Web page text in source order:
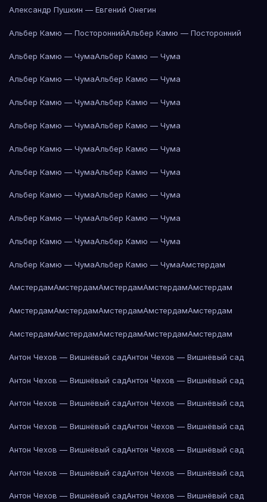
Александр Пушкин — Евгений Онегин
Альбер Камю — ПостороннийАльбер Камю — Посторонний
Альбер Камю — ЧумаАльбер Камю — Чума
Альбер Камю — ЧумаАльбер Камю — Чума
Альбер Камю — ЧумаАльбер Камю — Чума
Альбер Камю — ЧумаАльбер Камю — Чума
Альбер Камю — ЧумаАльбер Камю — Чума
Альбер Камю — ЧумаАльбер Камю — Чума
Альбер Камю — ЧумаАльбер Камю — Чума
Альбер Камю — ЧумаАльбер Камю — Чума
Альбер Камю — ЧумаАльбер Камю — Чума
Альбер Камю — ЧумаАльбер Камю — ЧумаАмстердам
АмстердамАмстердамАмстердамАмстердамАмстердам
АмстердамАмстердамАмстердамАмстердамАмстердам
АмстердамАмстердамАмстердамАмстердамАмстердам
Антон Чехов — Вишнёвый садАнтон Чехов — Вишнёвый сад
Антон Чехов — Вишнёвый садАнтон Чехов — Вишнёвый сад
Антон Чехов — Вишнёвый садАнтон Чехов — Вишнёвый сад
Антон Чехов — Вишнёвый садАнтон Чехов — Вишнёвый сад
Антон Чехов — Вишнёвый садАнтон Чехов — Вишнёвый сад
Антон Чехов — Вишнёвый садАнтон Чехов — Вишнёвый сад
Антон Чехов — Вишнёвый садАнтон Чехов — Вишнёвый сад